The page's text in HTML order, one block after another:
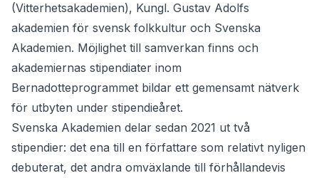
(Vitterhetsakademien), Kungl. Gustav Adolfs
akademien för svensk folkkultur och Svenska
Akademien. Möjlighet till samverkan finns och
akademiernas stipendiater inom
Bernadotteprogrammet bildar ett gemensamt nätverk
för utbyten under stipendieåret.
Svenska Akademien delar sedan 2021 ut två
stipendier: det ena till en författare som relativt nyligen
debuterat, det andra omväxlande till förhållandevis